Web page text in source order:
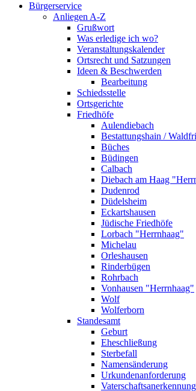
Bürgerservice
Anliegen A-Z
Grußwort
Was erledige ich wo?
Veranstaltungskalender
Ortsrecht und Satzungen
Ideen & Beschwerden
Bearbeitung
Schiedsstelle
Ortsgerichte
Friedhöfe
Aulendiebach
Bestattungshain /
Büches
Büdingen
Calbach
Diebach am Haag
Dudenrod
Düdelsheim
Eckartshausen
Jüdische Friedhöfe
Lorbach "Herrnhaag"
Michelau
Orleshausen
Rinderbügen
Rohrbach
Vonhausen "Herrnhaag"
Wolf
Wolferborn
Standesamt
Geburt
Eheschließung
Sterbefall
Namensänderung
Urkundenanforderung
Vaterschaftsanerkennung